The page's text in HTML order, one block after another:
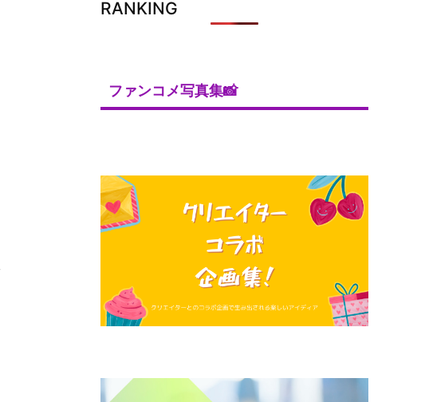
RANKING
ファンコメ写真集📸